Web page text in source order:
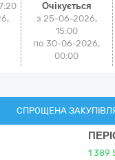
Очікується
з 25-06-2026,
15:00
по 30-06-2026,
00:00
СПРОЩЕНА
1 389